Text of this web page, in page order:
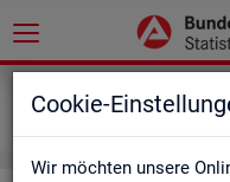
Cookie-
Wir möchten unsere